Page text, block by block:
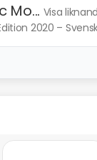
Mo... Visa
2020 –